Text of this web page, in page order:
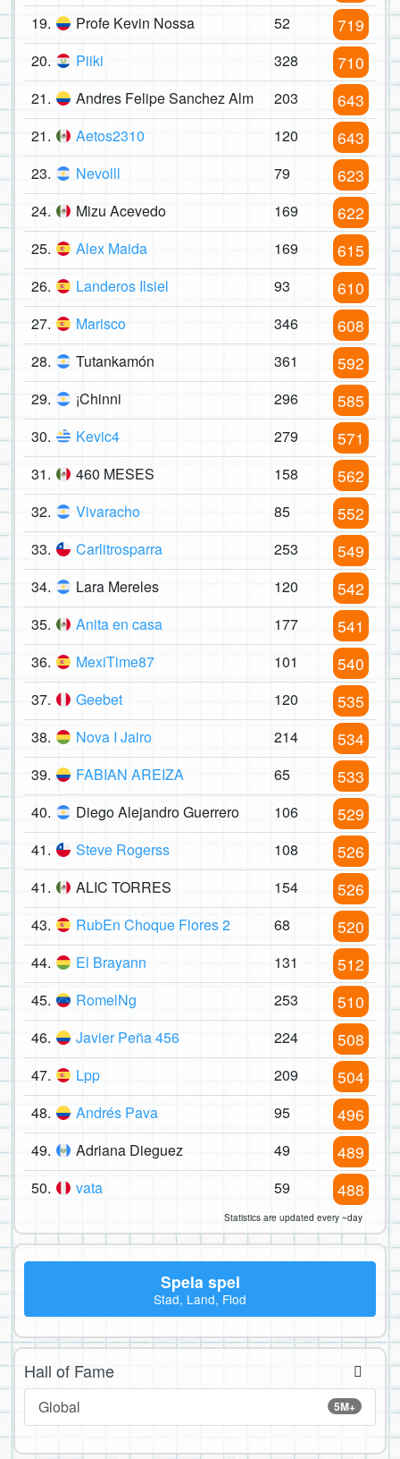
19. Profe Kevin Nossa 52 719
20. Piiki 328 710
21. Andres Felipe Sanchez Alm 203 643
21. Aetos2310 120 643
23. Nevolll 79 623
24. Mizu Acevedo 169 622
25. Alex Maida 169 615
26. Landeros Ilsiel 93 610
27. Marisco 346 608
28. Tutankamón 361 592
29. ¡Chinni 296 585
30. Kevic4 279 571
31. 460 MESES 158 562
32. Vivaracho 85 552
33. Carlitrosparra 253 549
34. Lara Mereles 120 542
35. Anita en casa 177 541
36. MexiTime87 101 540
37. Geebet 120 535
38. Nova I Jairo 214 534
39. FABIAN AREIZA 65 533
40. Diego Alejandro Guerrero 106 529
41. Steve Rogerss 108 526
41. ALIC TORRES 154 526
43. RubEn Choque Flores 2 68 520
44. El Brayann 131 512
45. RomelNg 253 510
46. Javier Peña 456 224 508
47. Lpp 209 504
48. Andrés Pava 95 496
49. Adriana Dieguez 49 489
50. vata 59 488
Statistics are updated every ~day
Spela spel
Stad, Land, Flod
Hall of Fame
5M+
Global